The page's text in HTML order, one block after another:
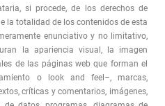
si procede, de los derechos de
la totalidad de los contenidos de esta
enunciativo y no limitativo,
la apariencia visual, la imagen
de las páginas web que forman el
o look and feel–, marcas,
críticas y comentarios, imágenes,